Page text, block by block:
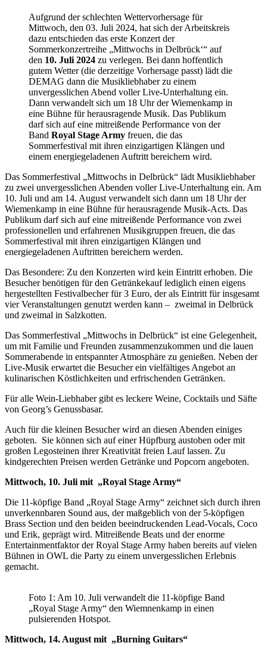
Aufgrund der schlechten Wettervorhersage für
Mittwoch, den 03. Juli 2024, hat sich der Arbeitskreis
dazu entschieden das erste Konzert der
Sommerkonzertreihe „Mittwochs in Delbrück‘“ auf
den 10. Juli 2024 zu verlegen. Bei dann hoffentlich
gutem Wetter (die derzeitige Vorhersage passt) lädt die
DEMAG dann die Musikliebhaber zu einem
unvergesslichen Abend voller Live-Unterhaltung ein.
Dann verwandelt sich um 18 Uhr der Wiemenkamp in
eine Bühne für herausragende Musik. Das Publikum
darf sich auf eine mitreißende Performance von der
Band Royal Stage Army freuen, die das
Sommerfestival mit ihren einzigartigen Klängen und
einem energiegeladenen Auftritt bereichern wird.
Das Sommerfestival „Mittwochs in Delbrück“ lädt Musikliebhaber
zu zwei unvergesslichen Abenden voller Live-Unterhaltung ein. Am
10. Juli und am 14. August verwandelt sich dann um 18 Uhr der
Wiemenkamp in eine Bühne für herausragende Musik-Acts. Das
Publikum darf sich auf eine mitreißende Performance von zwei
professionellen und erfahrenen Musikgruppen freuen, die das
Sommerfestival mit ihren einzigartigen Klängen und
energiegeladenen Auftritten bereichern werden.
Das Besondere: Zu den Konzerten wird kein Eintritt erhoben. Die
Besucher benötigen für den Getränkekauf lediglich einen eigens
hergestellten Festivalbecher für 3 Euro, der als Eintritt für insgesamt
vier Veranstaltungen genutzt werden kann – zweimal in Delbrück
und zweimal in Salzkotten.
Das Sommerfestival „Mittwochs in Delbrück“ ist eine Gelegenheit,
um mit Familie und Freunden zusammenzukommen und die lauen
Sommerabende in entspannter Atmosphäre zu genießen. Neben der
Live-Musik erwartet die Besucher ein vielfältiges Angebot an
kulinarischen Köstlichkeiten und erfrischenden Getränken.
Für alle Wein-Liebhaber gibt es leckere Weine, Cocktails und Säfte
von Georg’s Genussbasar.
Auch für die kleinen Besucher wird an diesen Abenden einiges
geboten. Sie können sich auf einer Hüpfburg austoben oder mit
großen Legosteinen ihrer Kreativität freien Lauf lassen. Zu
kindgerechten Preisen werden Getränke und Popcorn angeboten.
Mittwoch, 10. Juli mit „Royal Stage Army“
Die 11-köpfige Band „Royal Stage Army“ zeichnet sich durch ihren
unverkennbaren Sound aus, der maßgeblich von der 5-köpfigen
Brass Section und den beiden beeindruckenden Lead-Vocals, Coco
und Erik, geprägt wird. Mitreißende Beats und der enorme
Entertainmentfaktor der Royal Stage Army haben bereits auf vielen
Bühnen in OWL die Party zu einem unvergesslichen Erlebnis
gemacht.
Foto 1: Am 10. Juli verwandelt die 11-köpfige Band
„Royal Stage Army“ den Wiemnenkamp in einen
pulsierenden Hotspot.
Mittwoch, 14. August mit „Burning Guitars“